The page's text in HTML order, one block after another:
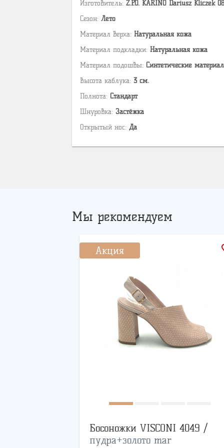
Изготовитель: Z.P.O. KARINO Dariusz Kliczek
Сезон: Лето
Материал верха: Натуральная кожа
Материал подкладки: Натуральная кожа
Материал подошвы: Cинтетические
Высота каблука: 3 см.
Полнота: Стандарт
Шнуровка: Застёжка
Открытый нос: Да
Мы рекомендуем
Акция
Босоножки VISCONI 4049 /
пудра+золото mar